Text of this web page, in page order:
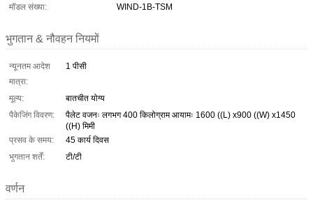
मॉडल संख्या:
WIND-1B-TSM
भुगतान & नौवहन नियमों
न्यूनतम आदेश
मात्रा:
1 पीसी
मूल्य:
बातचीत योग्य
पैकेजिंग विवरण:
पैलेट वजनः लगभग 400 किलोग्राम आयामः 1600 ((L) x900 ((W) x1450
((H) मिमी
प्रसव के समय:
45 कार्य दिवस
भुगतान शर्तें:
टी/टी
वर्णन